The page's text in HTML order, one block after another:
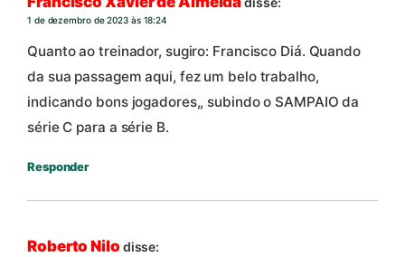
1 de dezembro de 2023 às 18:24
Quanto ao treinador, sugiro: Francisco Diá. Quando
da sua passagem aqui, fez um belo trabalho,
indicando bons jogadores,, subindo o SAMPAIO da
série C para a série B.
Responder
Roberto Nilo disse: